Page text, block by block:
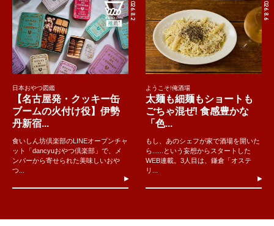
2026.8.2
日本おやつ図鑑
【名古屋発・クッキー缶
ブームの火付け役】伊勢
丹新宿...
食いしん坊倶楽部のLINEオープンチャ
ット「dancyuおやつ倶楽部」で、メ
ンバーから寄せられた美味しいおや
つ...
2026.8.6
ようこそ!俺酒場
太麺も細麺もショートも
ごちゃ混ぜ! 食感豊かな
「色...
もし、あのシェフが家で酒場を開いた
ら......という妄想からスタートした
WEB連載。3人目は、鎌倉「オステ
リ...